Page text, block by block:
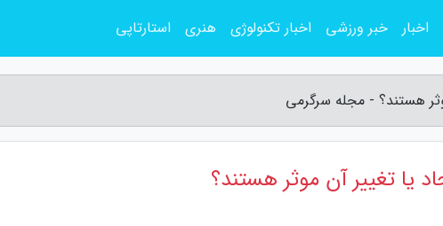
هستند؟ - مجله سرگرمی
تغییر آن موثر هستند؟
اخبار خبر ورزشی اخبار تکنولوژی هنری استارتاپی